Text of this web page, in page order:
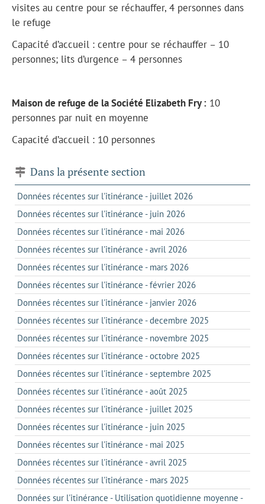
visites au centre pour se réchauffer, 4 personnes dans
le refuge
Capacité d’accueil : centre pour se réchauffer – 10
personnes; lits d’urgence – 4 personnes
Maison de refuge de la Société Elizabeth Fry : 10
personnes par nuit en moyenne
Capacité d’accueil : 10 personnes
Dans la présente section
Données récentes sur l'itinérance - juillet 2026
Données récentes sur l'itinérance - juin 2026
Données récentes sur l'itinérance - mai 2026
Données récentes sur l'itinérance - avril 2026
Données récentes sur l'itinérance - mars 2026
Données récentes sur l'itinérance - février 2026
Données récentes sur l'itinérance - janvier 2026
Données récentes sur l'itinérance - decembre 2025
Données récentes sur l'itinérance - novembre 2025
Données récentes sur l'itinérance - octobre 2025
Données récentes sur l'itinérance - septembre 2025
Données récentes sur l'itinérance - août 2025
Données récentes sur l'itinérance - juillet 2025
Données récentes sur l'itinérance - juin 2025
Données récentes sur l'itinérance - mai 2025
Données récentes sur l'itinérance - avril 2025
Données récentes sur l'itinérance - mars 2025
Données sur l'itinérance - Utilisation quotidienne moyenne -